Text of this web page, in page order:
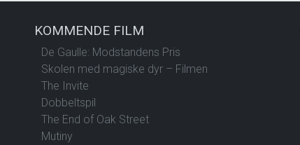
KOMMENDE FILM
De Gaulle: Modstandens Pris
Skolen med magiske dyr – Filmen
The Invite
Dobbeltspil
The End of Oak Street
Mutiny